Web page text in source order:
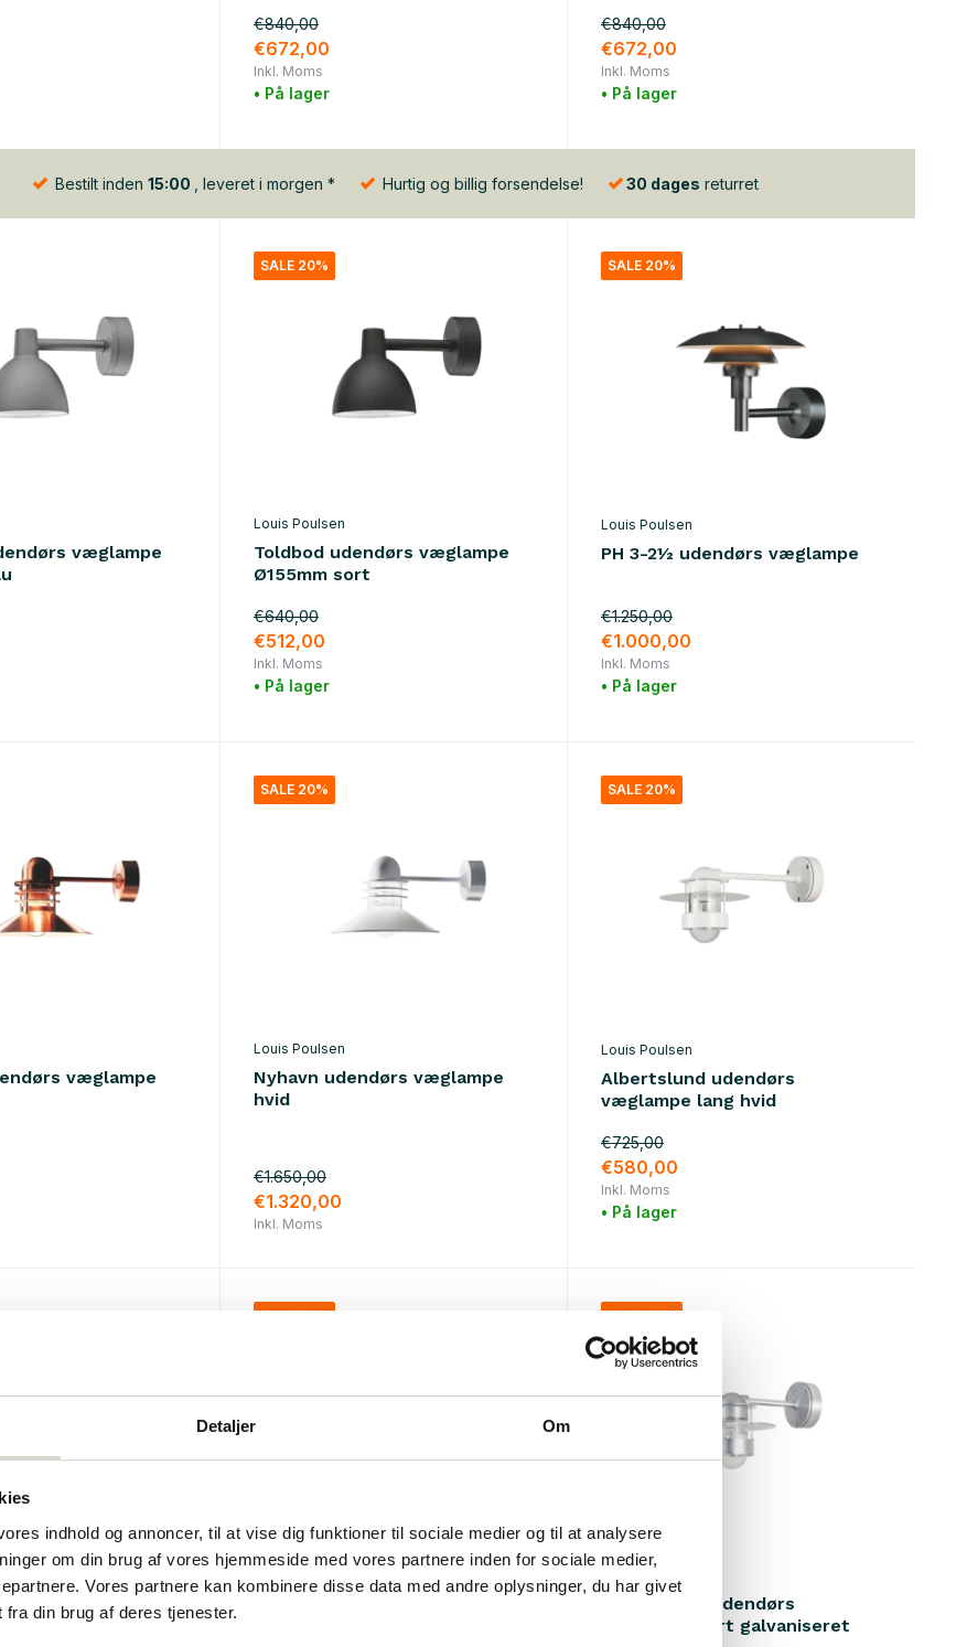
Detaljer Om
indhold og annoncer, til at vise dig funktioner til sociale medier og til at analysere
om din brug af vores hjemmeside med vores partnere inden for sociale medier,
Vores partnere kan kombinere disse data med andre oplysninger, du har givet
din brug af deres tjenester.
€840,00
€672,00
Inkl. Moms
• På lager
€840,00
€672,00
Inkl. Moms
• På lager
Bestilt inden 15:00 , leveret i morgen * Hurtig og billig forsendelse! 30 dages returret
væglampe
SALE 20%
Louis Poulsen
Toldbod udendørs væglampe
Ø155mm sort
€640,00
€512,00
Inkl. Moms
• På lager
SALE 20%
Louis Poulsen
PH 3-2½ udendørs væglampe
€1.250,00
€1.000,00
Inkl. Moms
• På lager
væglampe
SALE 20%
Louis Poulsen
Nyhavn udendørs væglampe
hvid
€1.650,00
€1.320,00
Inkl. Moms
SALE 20%
Louis Poulsen
Albertslund udendørs
væglampe lang hvid
€725,00
€580,00
Inkl. Moms
• På lager
udendørs
hvid
SALE 20% SALE 20%
Albertslund udendørs
væglampe kort galvaniseret